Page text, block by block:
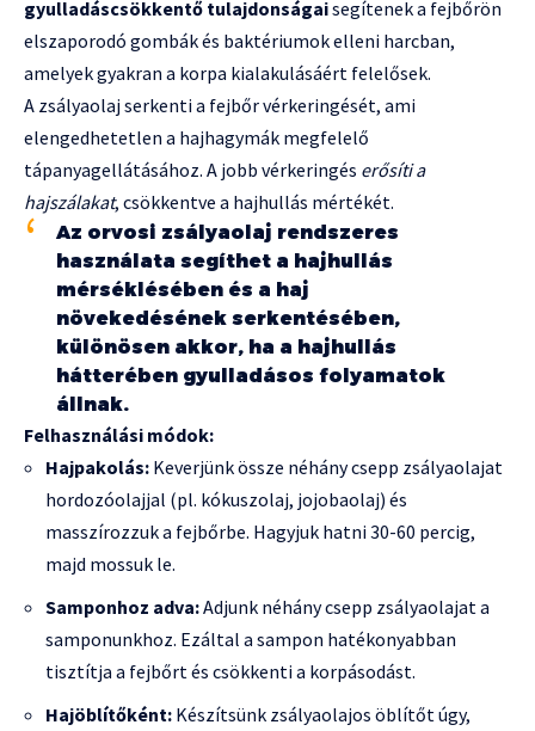
gyulladáscsökkentő tulajdonságaisegítenek a fejbőrön
elszaporodó gombák és baktériumok elleni harcban,
amelyek gyakran a korpa kialakulásáért felelősek.
A zsályaolaj serkenti a fejbőr vérkeringését, ami
elengedhetetlen a hajhagymák megfelelő
tápanyagellátásához. A jobb vérkeringés erősíti a
hajszálakat, csökkentve a hajhullás mértékét.
Az orvosi zsályaolaj rendszeres
használata segíthet a hajhullás
mérséklésében és a haj
növekedésének serkentésében,
különösen akkor, ha a hajhullás
hátterében gyulladásos folyamatok
állnak.
Felhasználási módok:
Hajpakolás: Keverjünk össze néhány csepp zsályaolajat
hordozóolajjal (pl. kókuszolaj, jojobaolaj) és
masszírozzuk a fejbőrbe. Hagyjuk hatni 30-60 percig,
majd mossuk le.
Samponhoz adva:Adjunk néhány csepp zsályaolajat a
samponunkhoz. Ezáltal a sampon hatékonyabban
tisztítja a fejbőrt és csökkenti a korpásodást.
Hajöblítőként: Készítsünk zsályaolajos öblítőt úgy,